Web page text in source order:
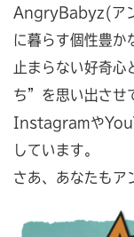
AngryBabyz(アン
に暮らす個性豊か
止まらない好奇
ち”を思い出させ
Instagramや
しています。
さあ、あなたもア